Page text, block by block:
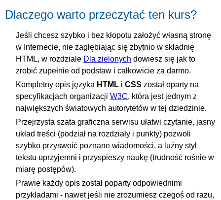
Dlaczego warto przeczytać ten kurs?
Jeśli chcesz szybko i bez kłopotu założyć własną stronę
w Internecie, nie zagłębiając się zbytnio w składnię
HTML, w rozdziale Dla zielonych dowiesz się jak to
zrobić zupełnie od podstaw i całkowicie za darmo.
Kompletny opis języka HTML i CSS został oparty na
specyfikacjach organizacji W3C, która jest jednym z
największych światowych autorytetów w tej dziedzinie.
Przejrzysta szata graficzna serwisu ułatwi czytanie, jasny
układ treści (podział na rozdziały i punkty) pozwoli
szybko przyswoić poznane wiadomości, a luźny styl
tekstu uprzyjemni i przyspieszy naukę (trudność rośnie w
miarę postępów).
Prawie każdy opis został poparty odpowiednimi
przykładami - nawet jeśli nie zrozumiesz czegoś od razu,